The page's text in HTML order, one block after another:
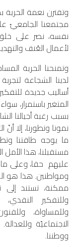
وتقترن نعمة
مجتمعنا الجامعيّ
نفسه، نصر على خلق
لأعمال العُنف
وتمنحنا الحرية
لدينا الشجاعة
أساليب جديدة
المتغير باستمرار،
بسبب رغبة أجيالنا
نمونا وتطورنا، إلا
ما يوجه طاقتنا
مستقبلنا، هذا
عليهم حقا، وعلى
ومواطنين. هذا هو
ممكنة، تستند إلى
وللتفكير
وللمساواة،
الاجتماعيّة
ووطننا.